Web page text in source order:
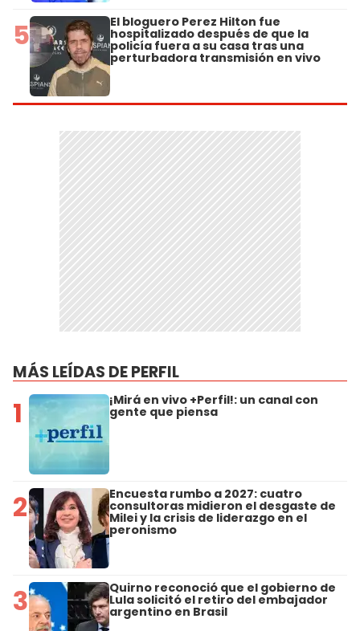
5 El bloguero Perez Hilton fue
hospitalizado después de que la
policía fuera a su casa tras una
perturbadora transmisión en vivo
MÁS LEÍDAS DE PERFIL
1 ¡Mirá en vivo +Perfil!: un canal con
gente que piensa
2 Encuesta rumbo a 2027: cuatro
consultoras midieron el desgaste de
Milei y la crisis de liderazgo en el
peronismo
3 Quirno reconoció que el gobierno de
Lula solicitó el retiro del embajador
argentino en Brasil